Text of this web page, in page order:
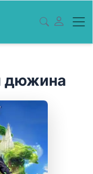
дюжина